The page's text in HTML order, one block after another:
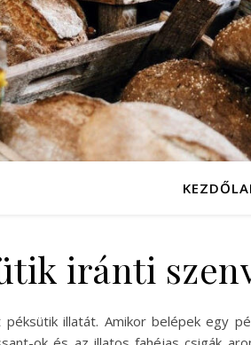
iránti
illatát. Amikor belépek egy